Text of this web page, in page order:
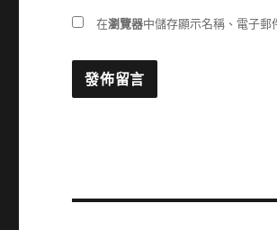
在瀏覽器中儲存顯示名稱、電子郵